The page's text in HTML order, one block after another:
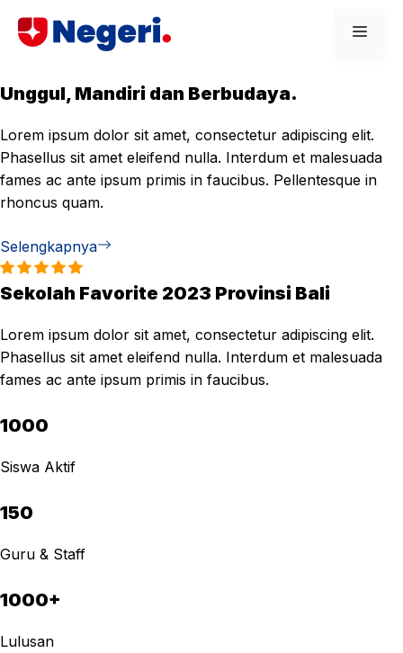
Unggul, Mandiri dan Berbudaya.
Lorem ipsum dolor sit amet, consectetur adipiscing elit.
Phasellus sit amet eleifend nulla. Interdum et malesuada
fames ac ante ipsum primis in faucibus. Pellentesque in
rhoncus quam.
Selengkapnya
Sekolah Favorite 2023 Provinsi Bali
Lorem ipsum dolor sit amet, consectetur adipiscing elit.
Phasellus sit amet eleifend nulla. Interdum et malesuada
fames ac ante ipsum primis in faucibus.
1000
Siswa Aktif
150
Guru & Staff
1000+
Lulusan